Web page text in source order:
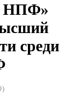
НПФ»
среди